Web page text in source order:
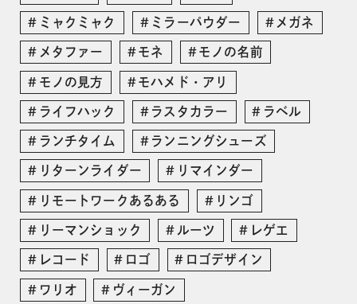
ミャクミャク ミラーパウダー メガネ
メタファー モネ モノの名前
モノの見方 モハメド・アリ
ライフハック ラスタカラー ラベル
ランチタイム ランニングシューズ
リターンライダー リマインダー
リモートワークあるある リンゴ
リーマンショック ルーツ レゲエ
レコード ロゴ ロゴデザイン
ワリオ ヴィーガン